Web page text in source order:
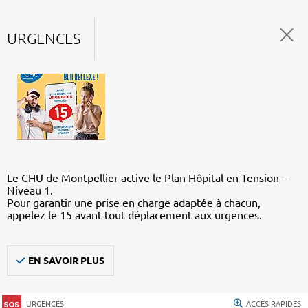
URGENCES
Le CHU de Montpellier active le Plan Hôpital en Tension –
Niveau 1.
Pour garantir une prise en charge adaptée à chacun,
appelez le 15 avant tout déplacement aux urgences.
EN SAVOIR PLUS
URGENCES ACCÈS RAPIDES